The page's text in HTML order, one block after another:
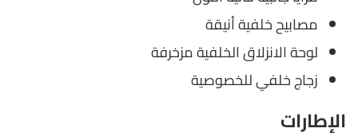
مصابيح خلفية أنيقة
لوحة الانزلاق الخلفية مزخرفة
زجاج خلفي للخصوصية
الإطارات